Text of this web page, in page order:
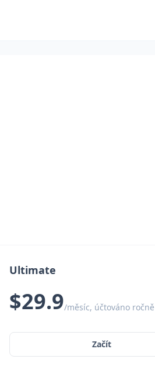
Ultimate
$29.9/měsíc, účtováno ročně
Začít